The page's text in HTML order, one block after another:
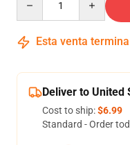
Esta venta
Deliver to United
Cost to ship:$6.99
Standard - Order